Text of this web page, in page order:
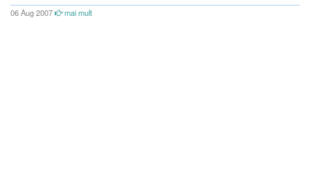
06 Aug 2007 mai mult